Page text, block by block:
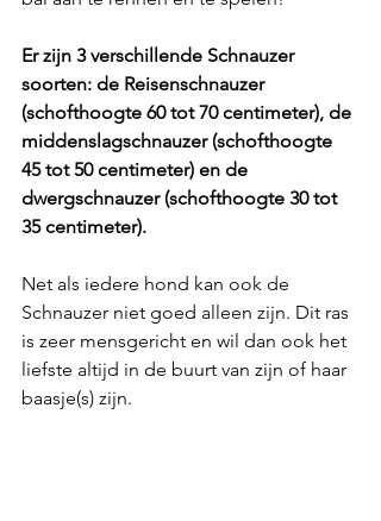
Er zijn 3 verschillende Schnauzer
soorten: de Reisenschnauzer
(schofthoogte 60 tot 70 centimeter), de
middenslagschnauzer (schofthoogte
45 tot 50 centimeter) en de
dwergschnauzer (schofthoogte 30 tot
35 centimeter).
Net als iedere hond kan ook de
Schnauzer niet goed alleen zijn. Dit ras
is zeer mensgericht en wil dan ook het
liefste altijd in de buurt van zijn of haar
baasje(s) zijn.